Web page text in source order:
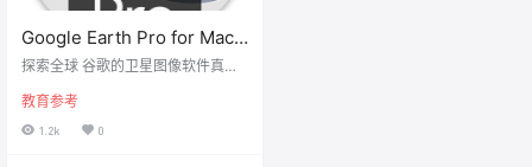
Google Earth Pro for Mac
V 7.3.3.7673
探索全球 谷歌的卫星图像软件真正
程序可让您放大世界的任何地方，
对于某些地方，从几米远处观察。
教育参考
1.2k 0